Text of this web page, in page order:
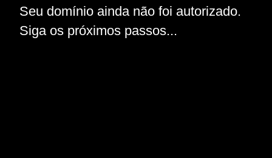
Seu domínio ainda não foi autorizado.
Siga os próximos passos...